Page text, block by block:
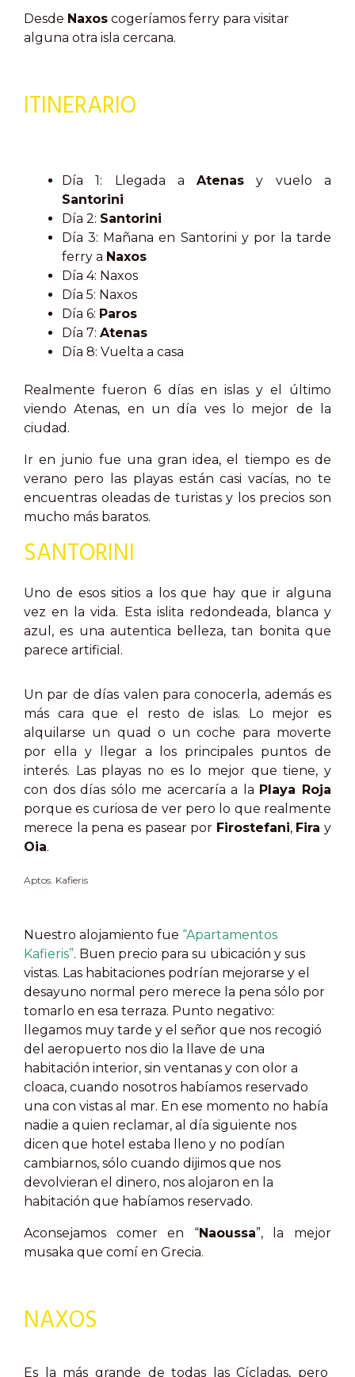
Desde Naxos cogeríamos ferry para visitar
alguna otra isla cercana.
ITINERARIO
Día 1: Llegada aAtenas y vuelo a
Santorini
Día 2: Santorini
Día 3: Mañana en Santorini y por la tarde
ferry a Naxos
Día 4: Naxos
Día 5: Naxos
Día 6: Paros
Día 7: Atenas
Día 8: Vuelta a casa
Realmente fueron 6 días en islas y el último
viendo Atenas, en un día ves lo mejor de la
ciudad.
Ir en junio fue una gran idea, el tiempo es de
verano pero las playas están casi vacías, no te
encuentras oleadas de turistas y los precios son
mucho más baratos.
SANTORINI
Uno de esos sitios a los que hay que ir alguna
vez en la vida. Esta islita redondeada, blanca y
azul, es una autentica belleza, tan bonita que
parece artificial.
Un par de días valen para conocerla, además es
más cara que el resto de islas. Lo mejor es
alquilarse un quad o un coche para moverte
por ella y llegar a los principales puntos de
interés. Las playas no es lo mejor que tiene, y
con dos días sólo me acercaría a la Playa Roja
porque es curiosa de ver pero lo que realmente
merece la pena es pasear por Firostefani, Fira y
Oia.
Aptos. Kafieris
Nuestro alojamiento fue “Apartamentos
Kafieris”. Buen precio para su ubicación y sus
vistas. Las habitaciones podrían mejorarse y el
desayuno normal pero merece la pena sólo por
tomarlo en esa terraza. Punto negativo:
llegamos muy tarde y el señor que nos recogió
del aeropuerto nos dio la llave de una
habitación interior, sin ventanas y con olor a
cloaca, cuando nosotros habíamos reservado
una con vistas al mar. En ese momento no había
nadie a quien reclamar, al día siguiente nos
dicen que hotel estaba lleno y no podían
cambiarnos, sólo cuando dijimos que nos
devolvieran el dinero, nos alojaron en la
habitación que habíamos reservado.
Aconsejamos comer en “Naoussa”, la mejor
musaka que comí en Grecia.
NAXOS
Es la más grande de todas las Cícladas, pero